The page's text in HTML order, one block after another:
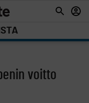
voitto